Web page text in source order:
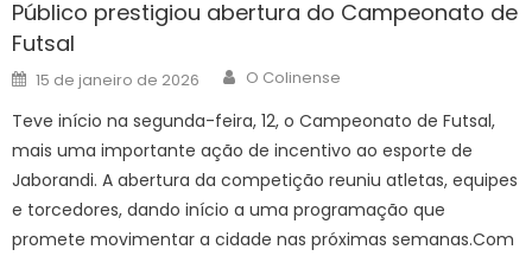
Público prestigiou abertura do Campeonato de
Futsal
Posted
on
15 de janeiro de 2026 Author
O Colinense
Teve início na segunda-feira, 12, o Campeonato de Futsal,
mais uma importante ação de incentivo ao esporte de
Jaborandi. A abertura da competição reuniu atletas, equipes
e torcedores, dando início a uma programação que
promete movimentar a cidade nas próximas semanas.Com